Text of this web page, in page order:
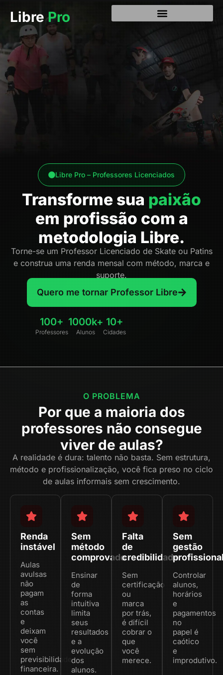
LibrePro
Libre Pro – Professores Licenciados
Transforme sua paixão
em profissão com a
metodologia Libre.
Torne-se um Professor Licenciado de Skate ou Patins
e construa uma renda mensal com método, marca e
suporte.
Quero me tornar Professor Libre
100+
Professores
1000k+
Alunos
10+
Cidades
O PROBLEMA
Por que a maioria dos
professores não consegue
viver de aulas?
A realidade é dura: talento não basta. Sem estrutura,
método e profissionalização, você fica preso no ciclo
de aulas informais sem crescimento.
Renda
instável
Aulas
avulsas
não
pagam
as
contas
e
deixam
você
sem
previsibilidade
financeira.
Sem
método
comprovado
Ensinar
de
forma
intuitiva
limita
seus
resultados
e a
evolução
dos
alunos.
Falta
de
credibilidade
Sem
certificação
ou
marca
por trás,
é difícil
cobrar o
que
você
merece.
Sem
gestão
Controlar
alunos,
horários
e
pagamentos
no
papel é
caótico
e
improdutivo.